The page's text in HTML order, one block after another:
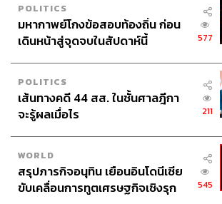
นพวรรณ ปฏิภาณจำรัส Managing
เทคโนโลยี กรุ๊ป (KBTG)
กล่าวเสริมว่า โ
ปรับระบบ Core Banking ครั้งนี้คือ จะเปลี่
โดยไม่ต้องปิดระบบ
POLITICS
มหากาพย์โกงข้อสอบท้องถิ่น ก่อน
เดินหน้าสู่จุดจบในสัปดาห์นี้
577
POLITICS
เส้นทางคดี 44 สส. ในชั้นศาลฎีกา
จะรู้ผลเมื่อไร
211
WORLD
สรุปภารกิจอนุทิน เยือนอินโดนีเซีย
ขับเคลื่อนการทูตเศรษฐกิจเชิงรุก
545